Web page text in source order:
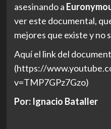
asesinando a
ver este documental,
mejores que existe y no
Aquí el link del
(https://
v=TMP7GPz7Gzo)
Por: Ignacio Bataller